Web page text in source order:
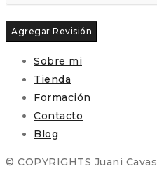
Sobre mi
Tienda
Formación
Contacto
Blog
© COPYRIGHTS Juani Cavas